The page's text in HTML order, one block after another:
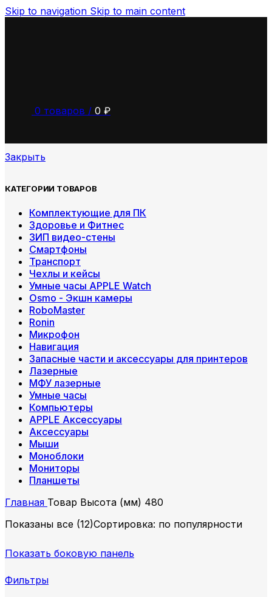
Skip to navigation Skip to main content
0 товаров / 0 ₽
Закрыть
КАТЕГОРИИ ТОВАРОВ
Комплектующие для ПК
Здоровье и Фитнес
ЗИП видео-стены
Смартфоны
Транспорт
Чехлы и кейсы
Умные часы APPLE Watch
Osmo - Экшн камеры
RoboMaster
Ronin
Микрофон
Навигация
Запасные части и аксессуары для принтеров
Лазерные
МФУ лазерные
Умные часы
Компьютеры
APPLE Аксессуары
Аксессуары
Мыши
Моноблоки
Мониторы
Планшеты
Главная Товар Высота (мм) 480
Показаны все (12)Сортировка: по популярности
Показать боковую панель
Фильтры